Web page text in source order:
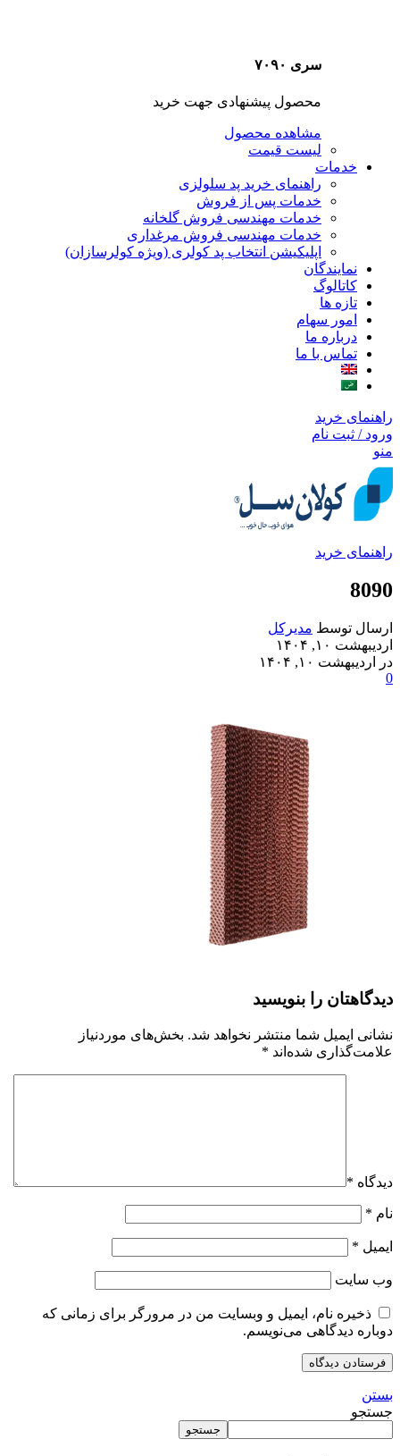
سری ۷۰۹۰
محصول پیشنهادی جهت خرید
مشاهده محصول
لیست قیمت
خدمات
راهنمای خرید پد سلولزی
خدمات پس از فروش
خدمات مهندسی فروش گلخانه
خدمات مهندسی فروش مرغداری
اپلیکیشن انتخاب پد کولری (ویژه کولرسازان)
نمایندگان
کاتالوگ
تازه ها
امور سهام
درباره ما
تماس با ما
راهنمای خرید
ورود / ثبت نام
منو
راهنمای خرید
8090
ارسال توسط مدیرکل
اردیبهشت ۱۰, ۱۴۰۴
در اردیبهشت ۱۰, ۱۴۰۴
0
دیدگاهتان را بنویسید
نشانی ایمیل شما منتشر نخواهد شد. بخش‌های موردنیاز
علامت‌گذاری شده‌اند *
دیدگاه *
نام *
ایمیل *
وب‌ سایت
ذخیره نام، ایمیل و وبسایت من در مرورگر برای زمانی که
دوباره دیدگاهی می‌نویسم.
بستن
جستجو
جستجو